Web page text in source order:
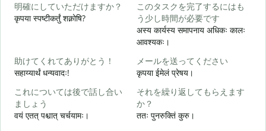
明確にしていただけますか？
कृपया स्पष्टीकर्तुं शक्नोषि?
このタスクを完了するにはも
う少し時間が必要です
अस्य कार्यस्य समापनाय अधिकः कालः
आवश्यकः।
助けてくれてありがとう！
सहाय्यार्थं धन्यवादः!
メールを送ってください
कृपया ईमेलं प्रेषय।
これについては後で話し合い
ましょう
वयं एतत् पश्चात् चर्चयामः।
それを繰り返してもらえます
か？
ततः पुनरुक्तिं कुरु।